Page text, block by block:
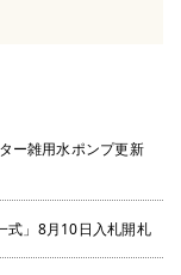
ー雑用水ポンプ更新
式」8月10日入札開札